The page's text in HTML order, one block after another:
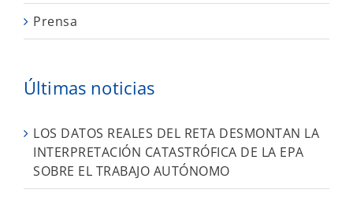
Prensa
Últimas noticias
LOS DATOS REALES DEL RETA DESMONTAN LA
INTERPRETACIÓN CATASTRÓFICA DE LA EPA
SOBRE EL TRABAJO AUTÓNOMO